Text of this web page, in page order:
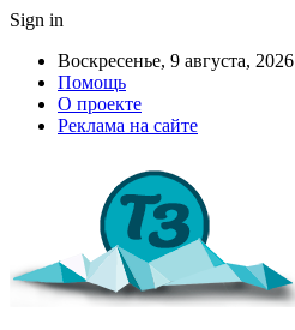
Sign in
Воскресенье, 9 августа, 2026
Помощь
О проекте
Реклама на сайте